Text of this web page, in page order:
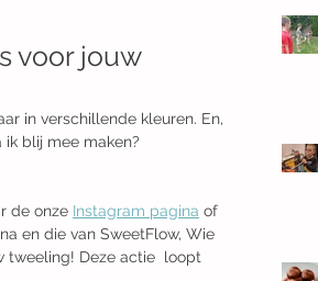
voor jouw
in verschillende kleuren. En,
blij mee maken?
de onze Instagram pagina of
en die van SweetFlow, Wie
tweeling! Deze actie  loopt